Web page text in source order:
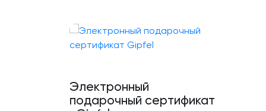
Электронный
подарочный сертификат